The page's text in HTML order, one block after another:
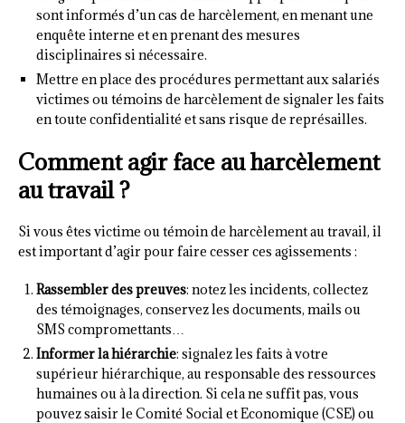
sont informés d’un cas de harcèlement, en menant une
enquête interne et en prenant des mesures
disciplinaires si nécessaire.
Mettre en place des procédures permettant aux salariés
victimes ou témoins de harcèlement de signaler les faits
en toute confidentialité et sans risque de représailles.
Comment agir face au harcèlement
au travail ?
Si vous êtes victime ou témoin de harcèlement au travail, il
est important d’agir pour faire cesser ces agissements :
Rassembler des preuves: notez les incidents, collectez
des témoignages, conservez les documents, mails ou
SMS compromettants…
Informer la hiérarchie: signalez les faits à votre
supérieur hiérarchique, au responsable des ressources
humaines ou à la direction. Si cela ne suffit pas, vous
pouvez saisir le Comité Social et Economique (CSE) ou